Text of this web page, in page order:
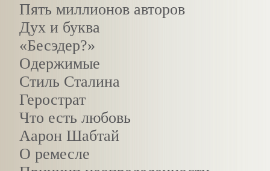
Пять миллионов авторов
Дух и буква
«Бесэдер?»
Одержимые
Стиль Сталина
Герострат
Что есть любовь
Аарон Шабтай
О ремесле